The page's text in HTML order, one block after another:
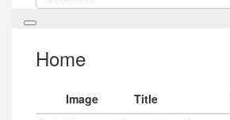
Home
Image Title